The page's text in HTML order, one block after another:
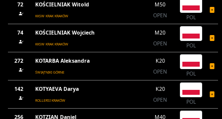
72 KOŚCIELNIAK Witold
KKSW KRAK KRAKÓW
M50
OPEN
POL
74 KOŚCIELNIAK Wojciech
KKSW KRAK KRAKÓW
M20
OPEN
POL
272 KOTARBA Aleksandra
ŚWIĄTNIKI GÓRNE
K20
OPEN
POL
142 KOTYAEVA Darya
ROLLERSI KRAKÓW
K20
OPEN
POL
256 KOTZIAN Daniel
M40